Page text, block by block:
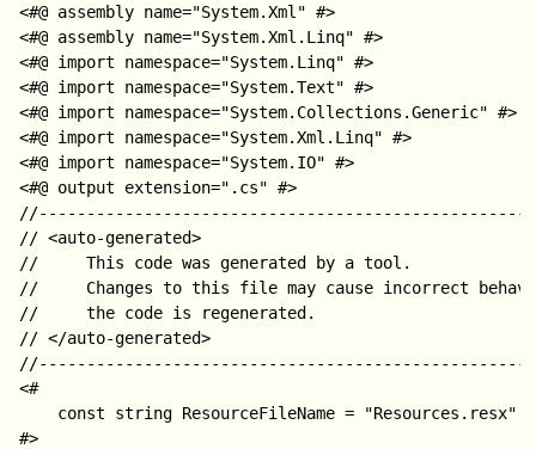
<#@ assembly name="System.Xml" #>
<#@ assembly name="System.Xml.Linq" #>
<#@ import namespace="System.Linq" #>
<#@ import namespace="System.Text" #>
<#@ import namespace="System.Collections.Generic" #>
<#@ import namespace="System.Xml.Linq" #>
<#@ import namespace="System.IO" #>
<#@ output extension=".cs" #>
// <auto-generated>
//     This code was generated by a tool.
//     Changes to this file may cause incorrect
//     the code is regenerated.
// </auto-generated>
<#
    const string ResourceFileName = "Resources.resx";
#>